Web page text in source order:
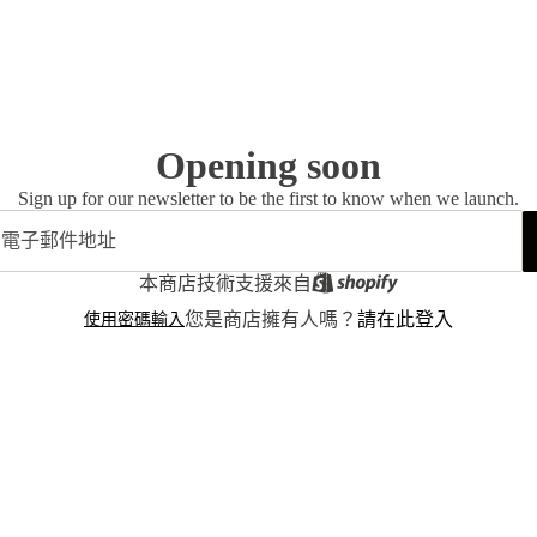
Opening soon
Sign up for our newsletter to be the first to know when we launch.
本商店技術支援來自
使用密碼輸入您是商店擁有人嗎？ 請在此登入